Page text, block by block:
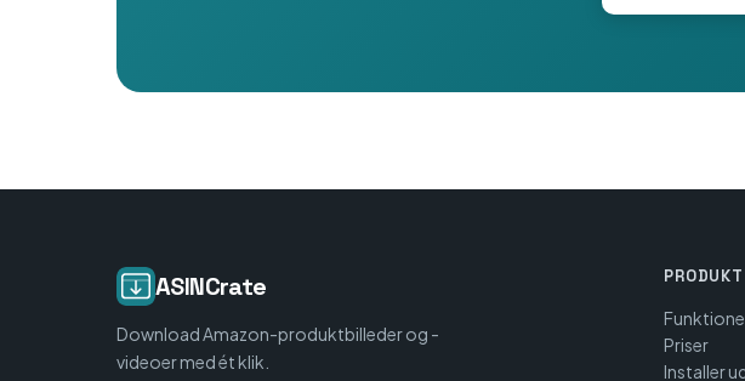
ASINCrate
Download Amazon-produktbilleder og -
videoer med ét klik.
PRODUKT
Priser
Installer